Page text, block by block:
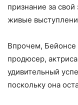
признание за
живые
Впрочем, Бейонсе
продюсер,
удивительный
поскольку она